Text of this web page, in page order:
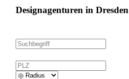
Designagenturen in Dresden